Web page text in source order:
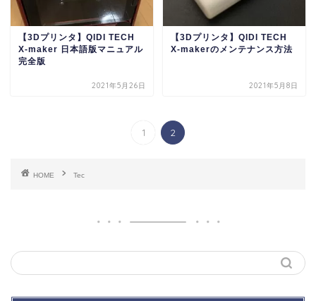
【3Dプリンタ】QIDI TECH
X-maker 日本語版マニュアル
完全版
2021年5月26日
【3Dプリンタ】QIDI TECH
X-makerのメンテナンス方法
2021年5月8日
1 2
HOME Tec